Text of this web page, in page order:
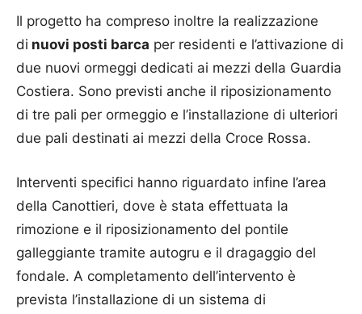
Il progetto ha compreso inoltre la realizzazione
di nuovi posti barca per residenti e l’attivazione di
due nuovi ormeggi dedicati ai mezzi della Guardia
Costiera. Sono previsti anche il riposizionamento
di tre pali per ormeggio e l’installazione di ulteriori
due pali destinati ai mezzi della Croce Rossa.
Interventi specifici hanno riguardato infine l’area
della Canottieri, dove è stata effettuata la
rimozione e il riposizionamento del pontile
galleggiante tramite autogru e il dragaggio del
fondale. A completamento dell’intervento è
prevista l’installazione di un sistema di